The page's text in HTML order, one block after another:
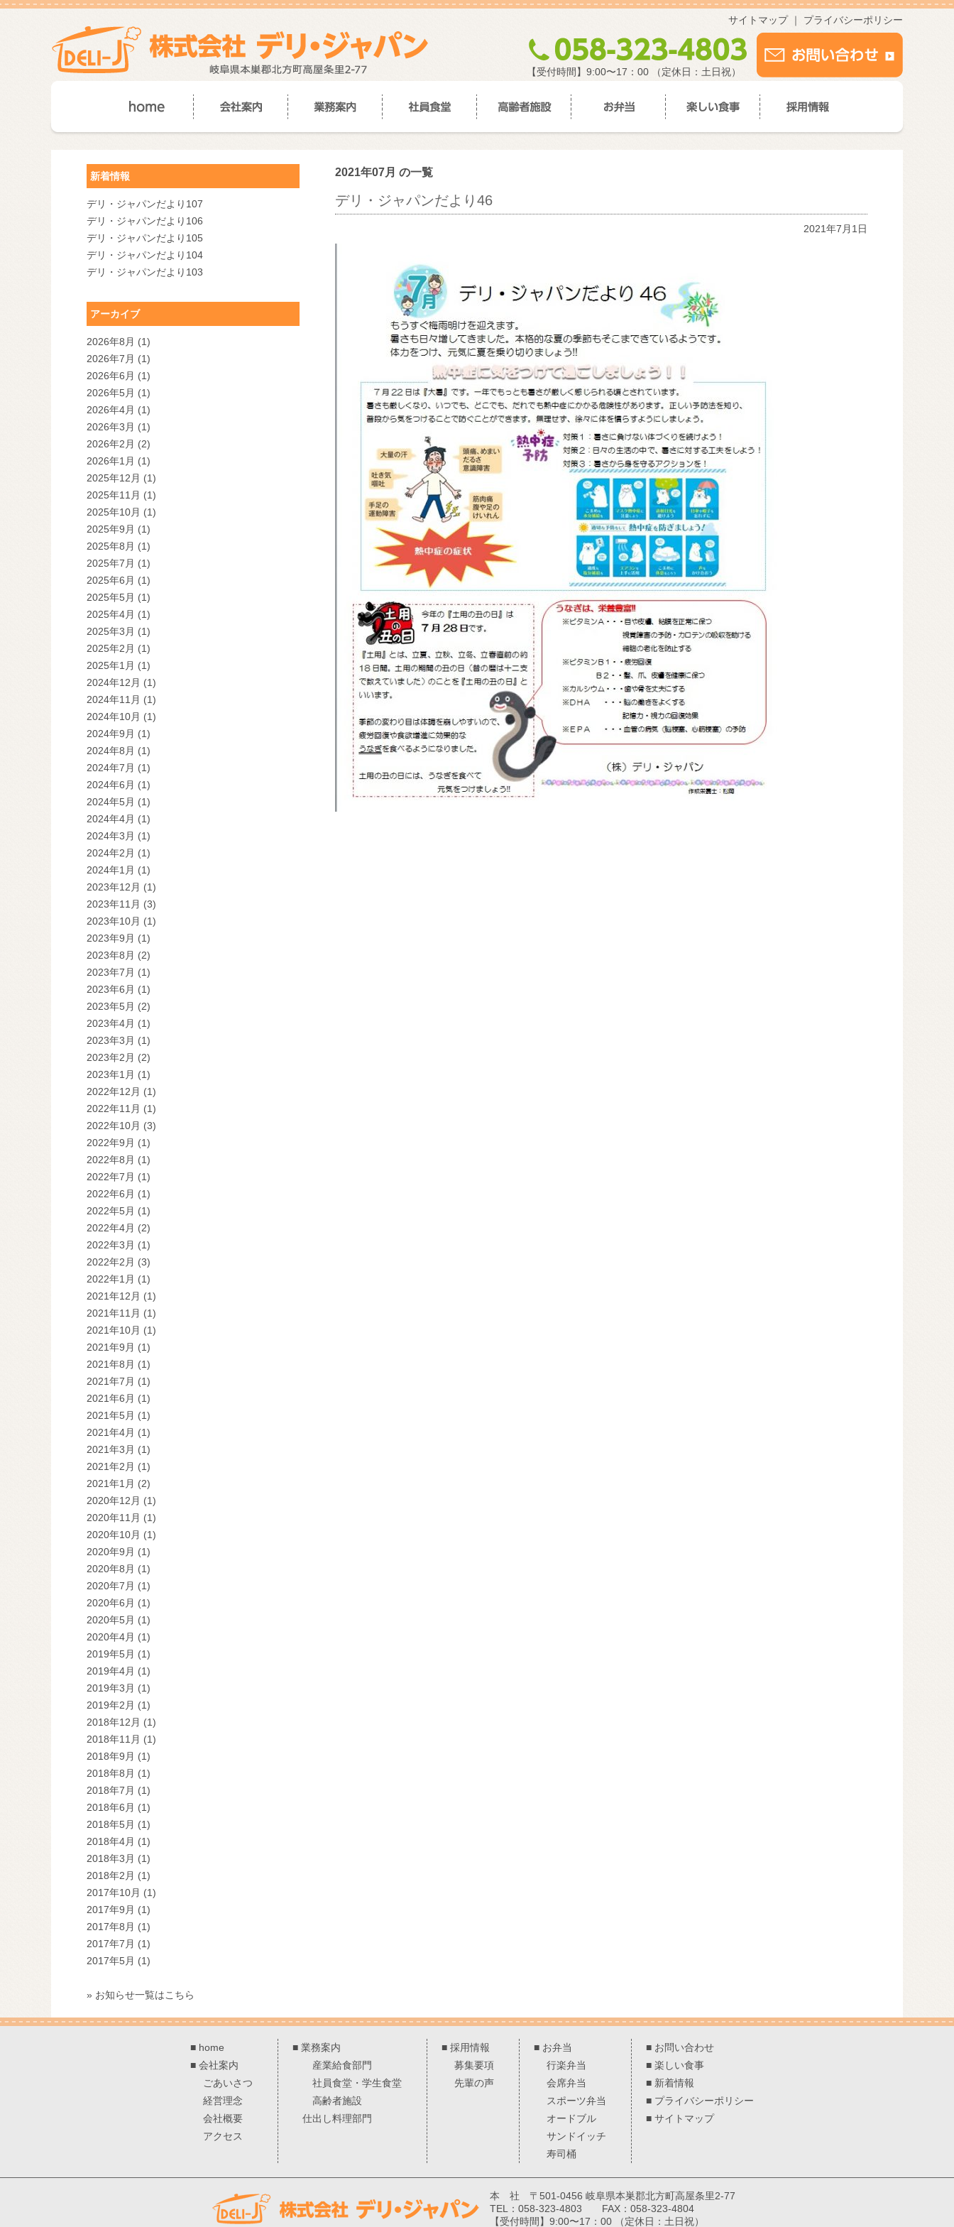
サイトマップ ｜ プライバシーポリシー
【受付時間】9:00〜17：00 （定休日：土日祝）
2021年07月 の一覧
デリ・ジャパンだより46
2021年7月1日
新着情報
デリ・ジャパンだより107
デリ・ジャパンだより106
デリ・ジャパンだより105
デリ・ジャパンだより104
デリ・ジャパンだより103
アーカイブ
2026年8月 (1)
2026年7月 (1)
2026年6月 (1)
2026年5月 (1)
2026年4月 (1)
2026年3月 (1)
2026年2月 (2)
2026年1月 (1)
2025年12月 (1)
2025年11月 (1)
2025年10月 (1)
2025年9月 (1)
2025年8月 (1)
2025年7月 (1)
2025年6月 (1)
2025年5月 (1)
2025年4月 (1)
2025年3月 (1)
2025年2月 (1)
2025年1月 (1)
2024年12月 (1)
2024年11月 (1)
2024年10月 (1)
2024年9月 (1)
2024年8月 (1)
2024年7月 (1)
2024年6月 (1)
2024年5月 (1)
2024年4月 (1)
2024年3月 (1)
2024年2月 (1)
2024年1月 (1)
2023年12月 (1)
2023年11月 (3)
2023年10月 (1)
2023年9月 (1)
2023年8月 (2)
2023年7月 (1)
2023年6月 (1)
2023年5月 (2)
2023年4月 (1)
2023年3月 (1)
2023年2月 (2)
2023年1月 (1)
2022年12月 (1)
2022年11月 (1)
2022年10月 (3)
2022年9月 (1)
2022年8月 (1)
2022年7月 (1)
2022年6月 (1)
2022年5月 (1)
2022年4月 (2)
2022年3月 (1)
2022年2月 (3)
2022年1月 (1)
2021年12月 (1)
2021年11月 (1)
2021年10月 (1)
2021年9月 (1)
2021年8月 (1)
2021年7月 (1)
2021年6月 (1)
2021年5月 (1)
2021年4月 (1)
2021年3月 (1)
2021年2月 (1)
2021年1月 (2)
2020年12月 (1)
2020年11月 (1)
2020年10月 (1)
2020年9月 (1)
2020年8月 (1)
2020年7月 (1)
2020年6月 (1)
2020年5月 (1)
2020年4月 (1)
2019年5月 (1)
2019年4月 (1)
2019年3月 (1)
2019年2月 (1)
2018年12月 (1)
2018年11月 (1)
2018年9月 (1)
2018年8月 (1)
2018年7月 (1)
2018年6月 (1)
2018年5月 (1)
2018年4月 (1)
2018年3月 (1)
2018年2月 (1)
2017年10月 (1)
2017年9月 (1)
2017年8月 (1)
2017年7月 (1)
2017年5月 (1)
» お知らせ一覧はこちら
■ home
■ 会社案内
ごあいさつ
経営理念
会社概要
アクセス
■ 業務案内
産業給食部門
社員食堂・学生食堂
高齢者施設
仕出し料理部門
■ 採用情報
募集要項
先輩の声
■ お弁当
行楽弁当
会席弁当
スポーツ弁当
オードブル
サンドイッチ
寿司桶
■ お問い合わせ
■ 楽しい食事
■ 新着情報
■ プライバシーポリシー
■ サイトマップ
本 社 〒501-0456 岐阜県本巣郡北方町高屋条里2-77
TEL：058-323-4803 FAX：058-323-4804
【受付時間】9:00〜17：00 （定休日：土日祝）